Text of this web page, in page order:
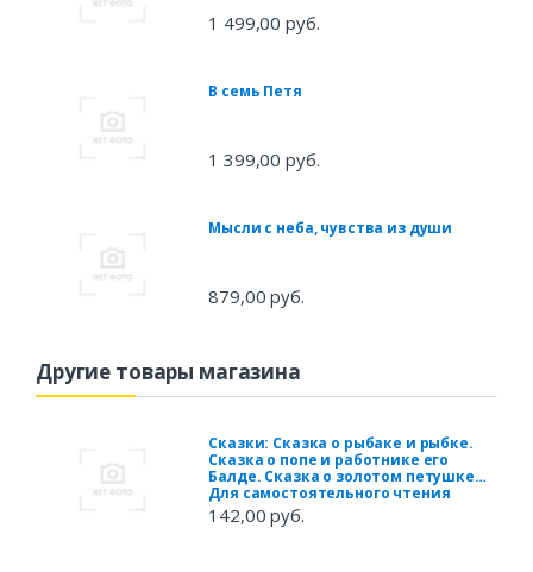
1 499,00 руб.
В семь Петя
1 399,00 руб.
Мысли с неба, чувства из души
879,00 руб.
Другие товары магазина
Сказки: Сказка о рыбаке и рыбке.
Сказка о попе и работнике его
Балде. Сказка о золотом петушке…
Для самостоятельного чтения
142,00 руб.